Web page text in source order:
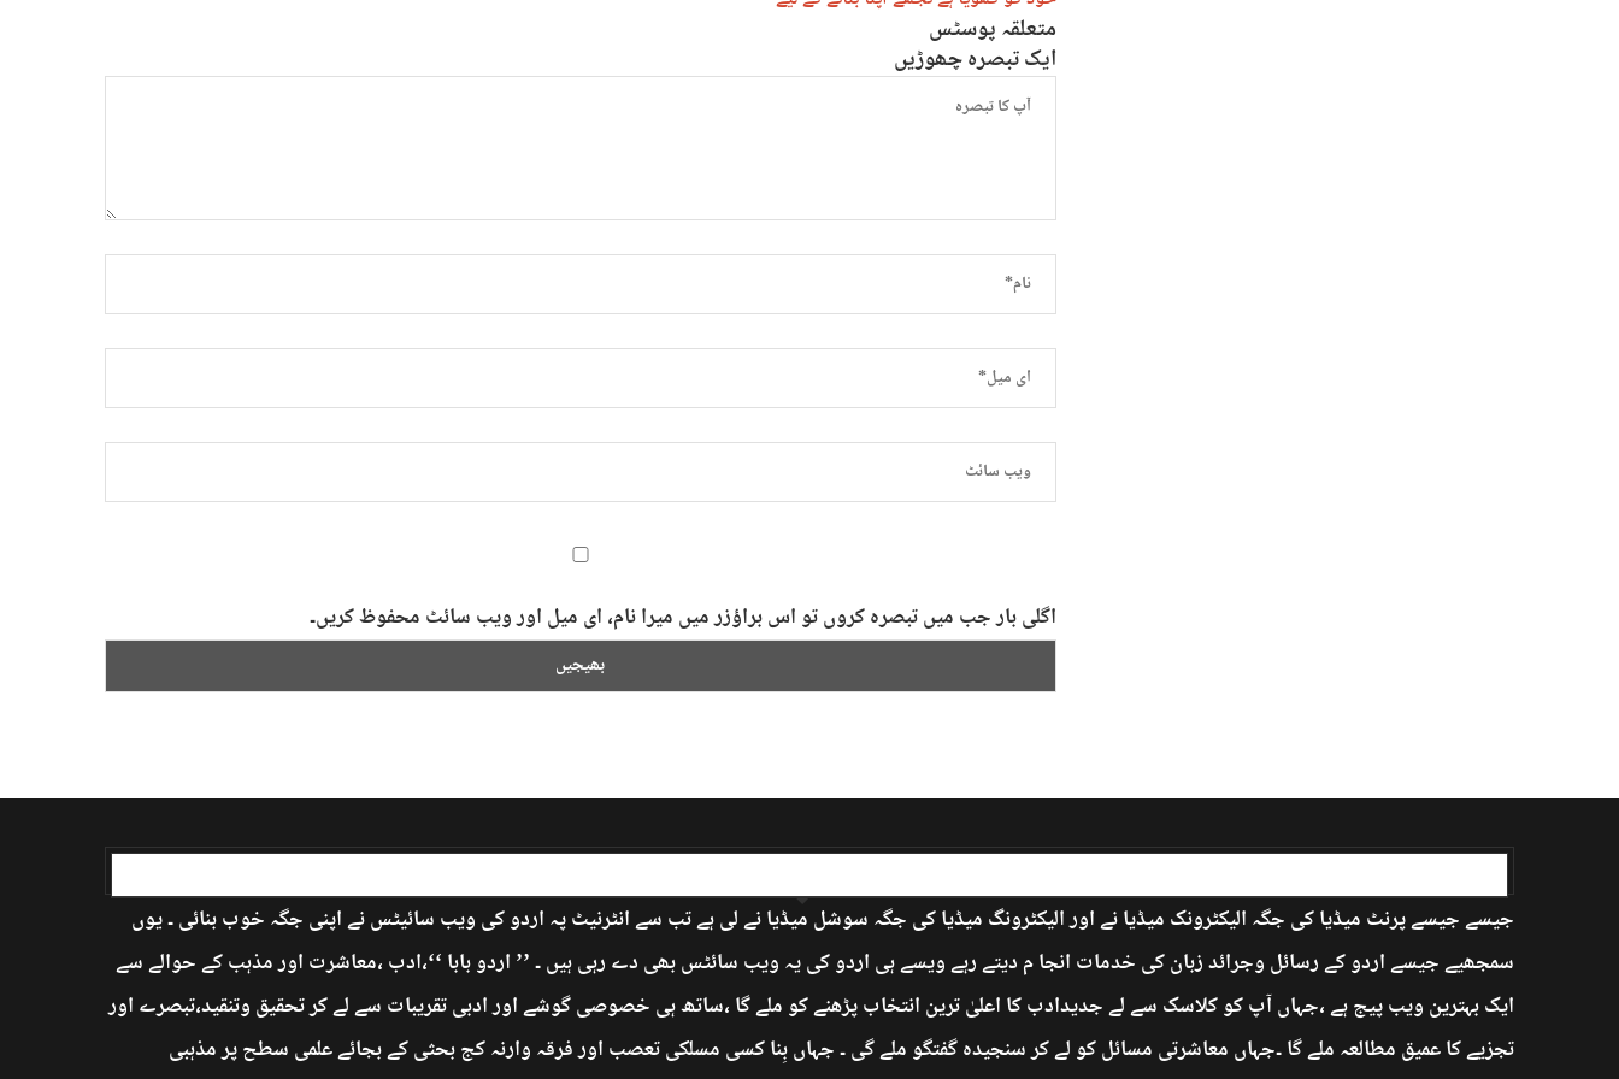
متعلقہ پوسٹس
ایک تبصرہ چھوڑیں
اگلی بار جب میں تبصرہ کروں تو اس براؤزر میں میرا نام، ای میل اور ویب سائٹ محفوظ کریں۔
جیسے جیسے پرنٹ میڈیا کی جگہ الیکٹرونک میڈیا نے اور الیکٹرونگ میڈیا کی جگہ سوشل میڈیا نے لی ہے تب سے انٹرنیٹ پہ اردو کی ویب سائیٹس نے اپنی جگہ خوب بنائی ۔ یوں
سمجھیے جیسے اردو کے رسائل وجرائد زبان کی خدمات انجا م دیتے رہے ویسے ہی اردو کی یہ ویب سائٹس بھی دے رہی ہیں ۔ ’’ اردو بابا ‘‘،ادب ،معاشرت اور مذہب کے حوالے سے
ایک بہترین ویب پیج ہے ،جہاں آپ کو کلاسک سے لے جدیدادب کا اعلیٰ ترین انتخاب پڑھنے کو ملے گا ،ساتھ ہی خصوصی گوشے اور ادبی تقریبات سے لے کر تحقیق وتنقید،تبصرے اور
تجزیے کا عمیق مطالعہ ملے گا ۔جہاں معاشرتی مسائل کو لے کر سنجیدہ گفتگو ملے گی ۔ جہاں بِنا کسی مسلکی تعصب اور فرقہ وارنہ کج بحثی کے بجائے علمی سطح پر مذہبی